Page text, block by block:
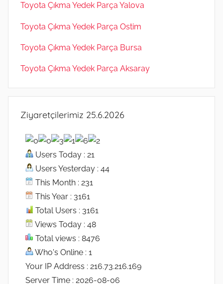
Toyota Çıkma Yedek Parça Yalova
Toyota Çıkma Yedek Parça Ostim
Toyota Çıkma Yedek Parça Bursa
Toyota Çıkma Yedek Parça Aksaray
Ziyaretçilerimiz 25.6.2026
Users Today : 21
Users Yesterday : 44
This Month : 231
This Year : 3161
Total Users : 3161
Views Today : 48
Total views : 8476
Who's Online : 1
Your IP Address : 216.73.216.169
Server Time : 2026-08-06